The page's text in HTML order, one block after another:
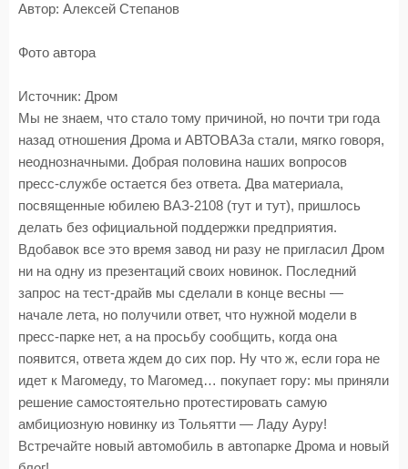
Автор: Алексей Степанов
Фото автора
Источник: Дром
Мы не знаем, что стало тому причиной, но почти три года
назад отношения Дрома и АВТОВАЗа стали, мягко говоря,
неоднозначными. Добрая половина наших вопросов
пресс-службе остается без ответа. Два материала,
посвященные юбилею ВАЗ-2108 (тут и тут), пришлось
делать без официальной поддержки предприятия.
Вдобавок все это время завод ни разу не пригласил Дром
ни на одну из презентаций своих новинок. Последний
запрос на тест-драйв мы сделали в конце весны —
начале лета, но получили ответ, что нужной модели в
пресс-парке нет, а на просьбу сообщить, когда она
появится, ответа ждем до сих пор. Ну что ж, если гора не
идет к Магомеду, то Магомед… покупает гору: мы приняли
решение самостоятельно протестировать самую
амбициозную новинку из Тольятти — Ладу Ауру!
Встречайте новый автомобиль в автопарке Дрома и новый